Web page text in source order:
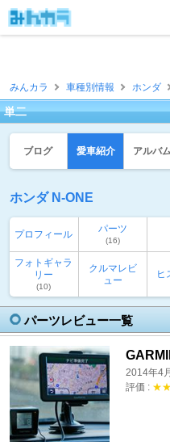
みんカラ 車種別情報 ホンダ
単二
ブログ 愛車紹介 アルバ
ホンダ N-ONE
プロフィール パーツ
(16)
フォトギャラ
リー
(10)
クルマレビ
ュー
ヒ
パーツレビュー一覧
2014年4
評価 :